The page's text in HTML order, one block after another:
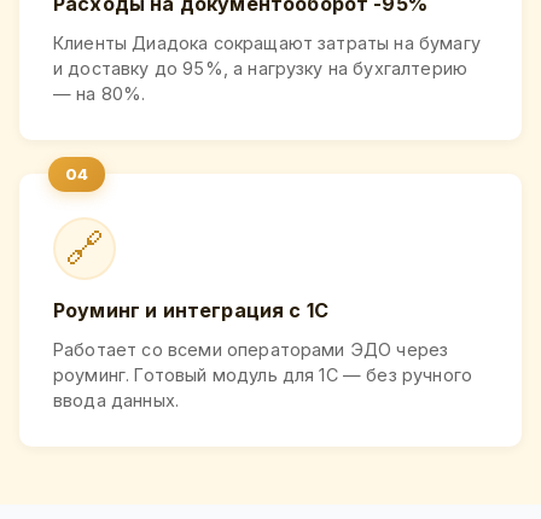
Клиенты Диадока сокращают затраты на бумагу
и доставку до 95%, а нагрузку на бухгалтерию
— на 80%.
🔗
Роуминг и интеграция с 1С
Работает со всеми операторами ЭДО через
роуминг. Готовый модуль для 1С — без ручного
ввода данных.